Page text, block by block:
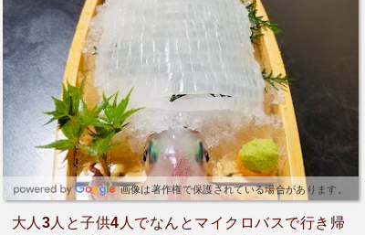
画像は著作権で保護されている場合があります。
大人3人と子供4人でなんとマイクロバスで行き帰